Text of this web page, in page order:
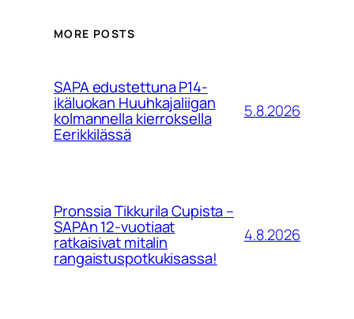
MORE POSTS
SAPA edustettuna P14-
ikäluokan Huuhkajaliigan
kolmannella kierroksella
Eerikkilässä
5.8.2026
Pronssia Tikkurila Cupista –
SAPAn 12-vuotiaat
ratkaisivat mitalin
rangaistuspotkukisassa!
4.8.2026